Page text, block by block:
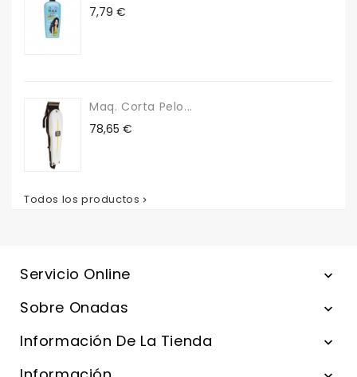
Precio
7,79 €
Maq. Corta Pelo...
Precio
78,65 €
Todos los productos 
Servicio Online 
Sobre Onadas 
Información De La Tienda 